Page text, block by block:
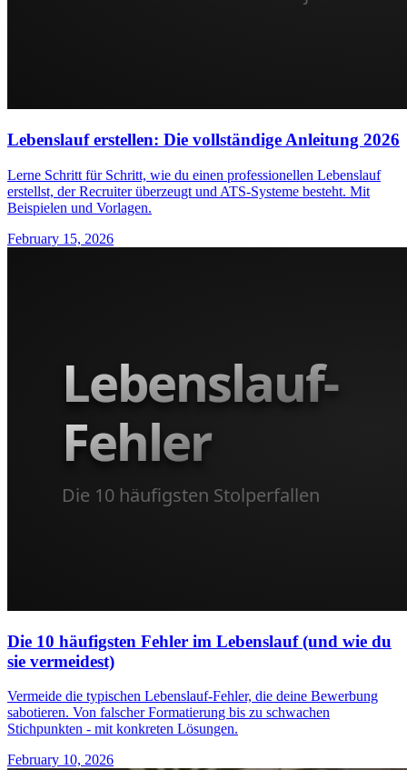
Lebenslauf erstellen: Die vollständige Anleitung 2026
Lerne Schritt für Schritt, wie du einen professionellen Lebenslauf
erstellst, der Recruiter überzeugt und ATS-Systeme besteht. Mit
Beispielen und Vorlagen.
February 15, 2026
Die 10 häufigsten Fehler im Lebenslauf (und wie du
sie vermeidest)
Vermeide die typischen Lebenslauf-Fehler, die deine Bewerbung
sabotieren. Von falscher Formatierung bis zu schwachen
Stichpunkten - mit konkreten Lösungen.
February 10, 2026